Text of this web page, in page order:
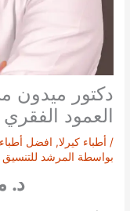
دكتور ميدون
العمود الفقري
/ أطباء كيرلا, افضل أطباء
بواسطة المرشد
د.